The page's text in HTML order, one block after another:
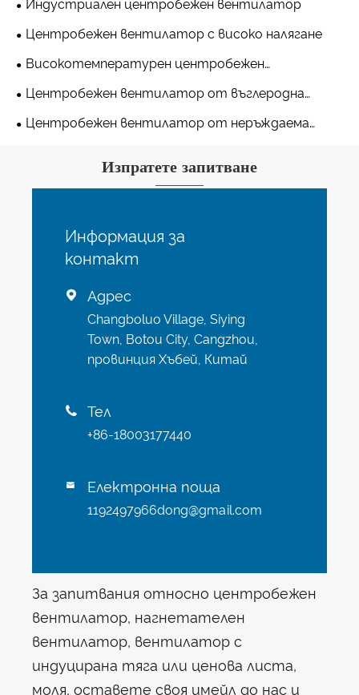
Индустриален центробежен вентилатор
Центробежен вентилатор с високо налягане
Високотемпературен центробежен
вентилатор
Центробежен вентилатор от въглеродна
стомана
Центробежен вентилатор от неръждаема
Изпратете запитване
Информация за
контакт
 Адрес
Changboluo Village, Siying
Town, Botou City, Cangzhou,
провинция Хъбей, Китай
 Тел
+86-18003177440
 Електронна поща
1192497966dong@gmail.com
За запитвания относно центробежен
вентилатор, нагнетателен
вентилатор, вентилатор с
индуцирана тяга или ценова листа,
моля, оставете своя имейл до нас и